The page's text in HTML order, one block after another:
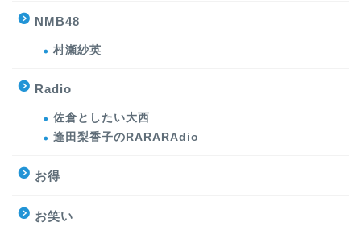
NMB48
村瀬紗英
Radio
佐倉としたい大西
逢田梨香子のRARARAdio
お得
お笑い